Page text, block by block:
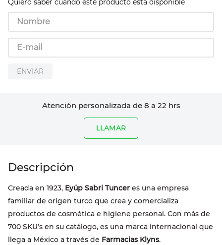
Quiero saber cuando este producto está disponible
ENVIAR
Atención personalizada de 8 a 22 hrs
LLAMAR
Creada en 1923, Eyüp Sabri Tuncer es una empresa
familiar de origen turco que crea y comercializa
productos de cosmética e higiene personal. Con más de
700 SKU’s en su catálogo, es una marca internacional que
llega a México a través de Farmacias Klyns.